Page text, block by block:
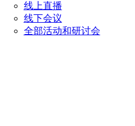
线上直播
线下会议
全部活动和研讨会